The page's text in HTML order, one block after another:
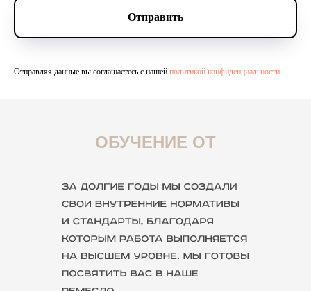
Отправить
Отправляя данные вы соглашаетесь с нашей политикой конфиденциальности
ОБУЧЕНИЕ ОТ